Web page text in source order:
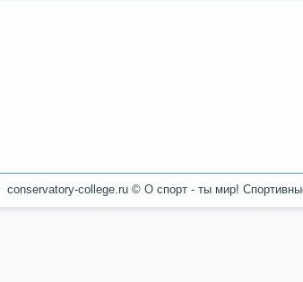
conservatory-college.ru © О спοрт - ты мир!